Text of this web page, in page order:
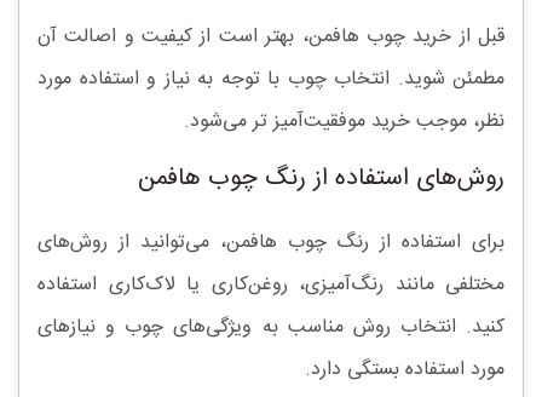
قبل از خرید چوب هافمن، بهتر است از کیفیت و اصالت آن
مطمئن شوید. انتخاب چوب با توجه به نیاز و استفاده مورد
نظر، موجب خرید موفقیت‌آمیز تر می‌شود.
روش‌های استفاده از رنگ چوب هافمن
برای استفاده از رنگ چوب هافمن، می‌توانید از روش‌های
مختلفی مانند رنگ‌آمیزی، روغن‌کاری یا لاک‌کاری استفاده
کنید. انتخاب روش مناسب به ویژگی‌های چوب و نیازهای
مورد استفاده بستگی دارد.